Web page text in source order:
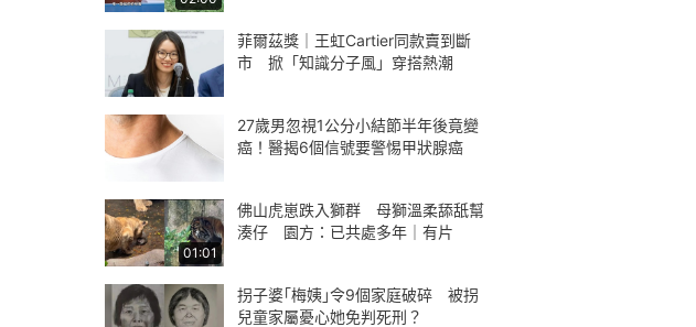
菲爾茲獎｜王虹Cartier同款賣到斷
市 掀「知識分子風」穿搭熱潮
27歲男忽視1公分小結節半年後竟變
癌！醫揭6個信號要警惕甲狀腺癌
01:01
佛山虎崽跌入獅群 母獅溫柔舔舐幫
湊仔 園方：已共處多年｜有片
拐子婆｢梅姨｣令9個家庭破碎 被拐
兒童家屬憂心她免判死刑？